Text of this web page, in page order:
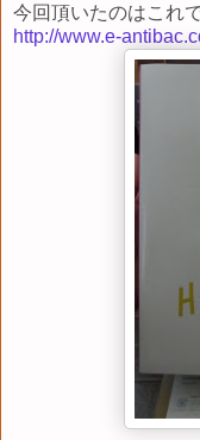
今回頂いたのはこれで
http://www.e-